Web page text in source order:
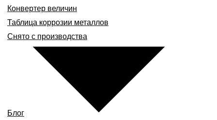
Конвертер величин
Таблица коррозии металлов
Снято с производства
Блог